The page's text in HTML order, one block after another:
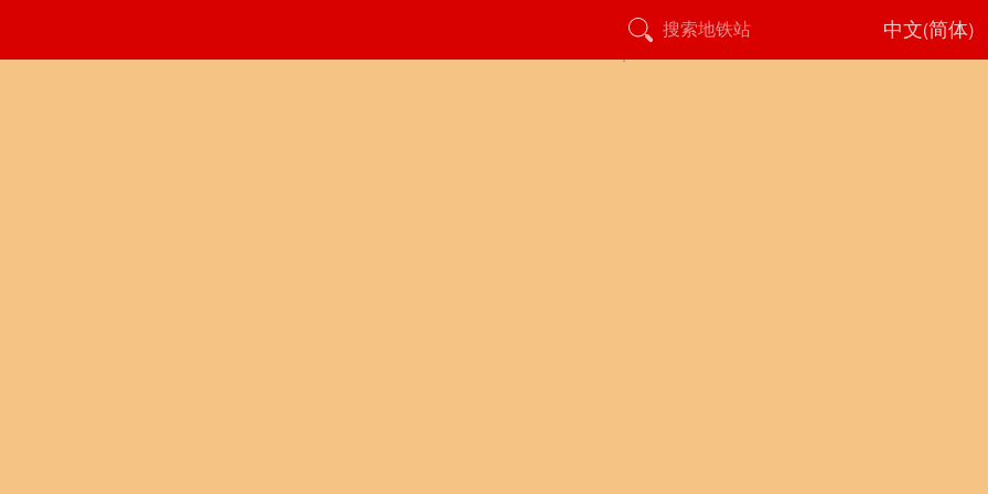
中文(简体)